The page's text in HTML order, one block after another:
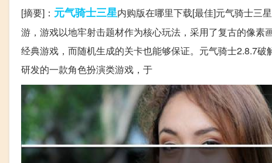
[摘要]： 元气骑士三星内购版在哪里下载[最佳]元气骑士三
游，游戏以地牢射击题材作为核心玩法，采用了复古的像
经典游戏，而随机生成的关卡也能够保证。元气骑士2.8.7
研发的一款角色扮演类游戏，于